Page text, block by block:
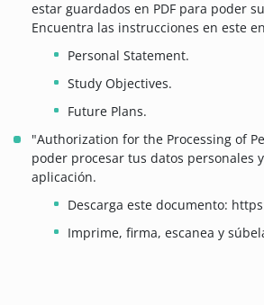
estar guardados en PDF para poder
Encuentra las instrucciones en este
Personal Statement.
Study Objectives.
Future Plans.
"Authorization for the Processing of
poder procesar tus datos personales
aplicación.
Descarga este documento:
Imprime, firma, escanea y